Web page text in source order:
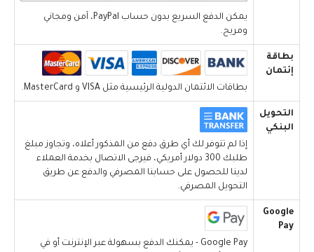
يمكن الدفع السريع بدون حساب PayPal، آمن ومجاني
ومريح.
بطاقة
إئتمان
بطاقات الائتمان الدولية الرئيسية مثل VISA و MasterCard.
التحويل
البنكي
إذا لم تتوفر لك أي طرق دفع من المذكور أعلاه، وتجاوز مبلغ
طلبك 300 دولار أمريكي، فيرجى الاتصال بخدمة العملاء
لدينا للحصول على حسابنا المصرفي والدفع عن طريق
التحويل المصرفي.
Google
Pay
Google Pay - يمكنك الدفع بسهولة عبر الإنترنت أو في